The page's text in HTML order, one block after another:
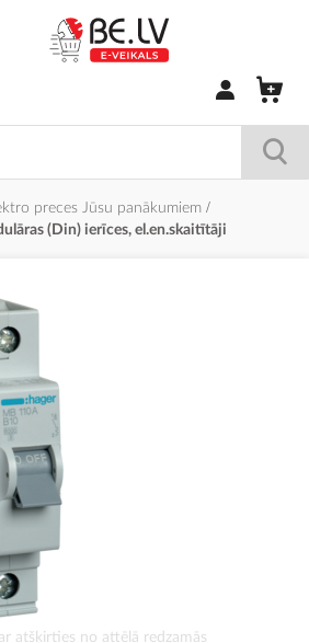
Pierakstīties/
preces Jūsu panākumiem
(Din) ierīces, el.en.skaitītāji
atšķirties no attēlā redzamās